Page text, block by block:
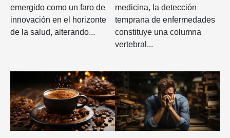
emergido como un faro de
innovación en el horizonte
de la salud, alterando...
medicina, la detección
temprana de enfermedades
constituye una columna
vertebral...